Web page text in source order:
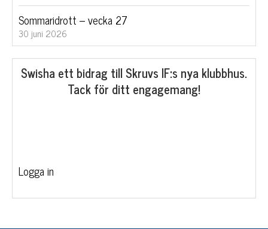
Swisha ett bidrag till Skruvs IF:s nya klubbhus.
Tack för ditt engagemang!
Logga in
Sommaridrott – vecka 27
30 juni 2026